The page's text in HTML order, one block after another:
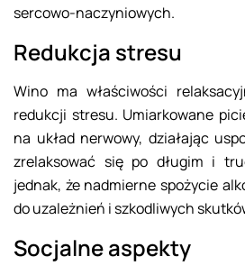
sercowo-naczyniowych.
Redukcja stresu
Wino ma właściwości
redukcji stresu. Umiarkowane
na układ nerwowy, działając
zrelaksować się po długim i
jednak, że nadmierne spożycie
do uzależnień i szkodliwych
Socjalne aspekty